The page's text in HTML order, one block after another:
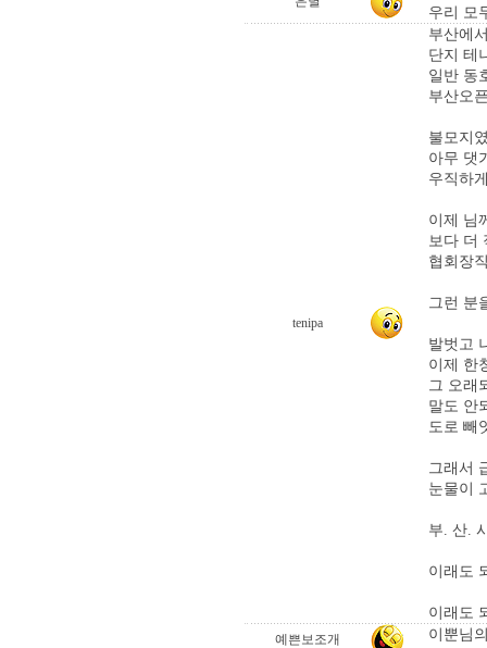
우리 모
tenipa
부산에
단지 테
일반 동
부산오
불모지
아무 댓
우직하
이제 님
보다 더
협회장
그런 분
발벗고
이제 한
그 오래
말도 안
도로 빼
그래서
눈물이
부. 산.
이래도
이래도
예쁜보조개 이뿐님